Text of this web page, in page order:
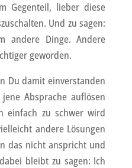
Gegenteil, lieber diese
Und zu sagen:
andere Dinge. Andere
geworden.
Du damit einverstanden
Absprache auflösen
einfach zu schwer wird
andere Lösungen
das nicht anspricht und
bleibt zu sagen: Ich